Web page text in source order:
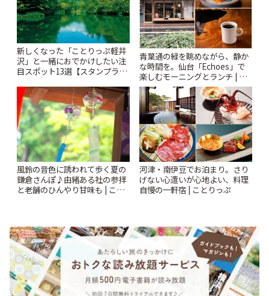
新しくなった「ことりっぷ軽井
沢」と一緒におでかけしたい注
目スポット13選【スタンプラリ
青葉通の緑を眺めながら、静か
な時間を。仙台「Echoes」で
楽しむモーニングとランチ | こ
とりっぷ
風鈴の音色に誘われて歩く夏の
鎌倉さんぽ♪由緒ある社の参拝
と老舗のひんやり甘味も | こと
河津・南伊豆でお泊まり。さり
げない心遣いが心地よい、料理
自慢の一軒宿 | ことりっぷ